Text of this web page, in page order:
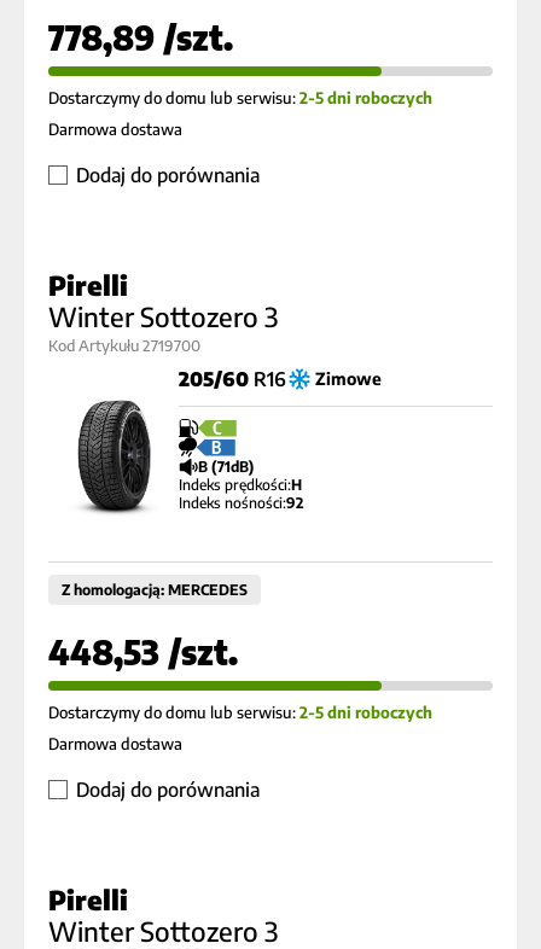
778,89 /szt.
Dostarczymy do domu lub serwisu:2-5 dni roboczych
Darmowa dostawa
Dodaj do porównania
Pirelli
Winter Sottozero 3
Kod Artykułu 2719700
205/60R16 Zimowe
C
B
B (71dB)
Indeks prędkości:H
Indeks nośności:92
Z homologacją: MERCEDES
448,53 /szt.
Dostarczymy do domu lub serwisu:2-5 dni roboczych
Darmowa dostawa
Dodaj do porównania
Pirelli
Winter Sottozero 3